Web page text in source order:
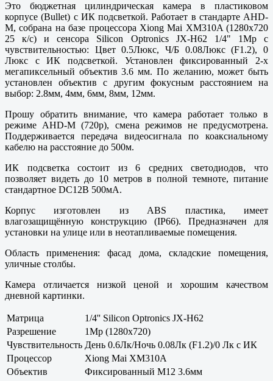
Это бюджетная цилиндрическая камера в пластиковом
корпусе (Bullet) с ИК подсветкой. Работает в стандарте AHD-
M, собрана на базе процессора Xiong Mai XM310A (1280х720
25 к/с) и сенсора Silicon Optronics JX-H62 1/4" 1Mp с
чувствительностью: Цвет 0.5Люкс, Ч/Б 0.08Люкс (F1.2), 0
Люкс с ИК подсветкой. Установлен фиксированный 2-х
мегапиксельный объектив 3.6 мм. По желанию, может быть
установлен объектив с другим фокусным расстоянием на
выбор: 2.8мм, 4мм, 6мм, 8мм, 12мм.
Прошу обратить внимание, что камера работает только в
режиме AHD-M (720p), смена режимов не предусмотрена.
Поддерживается передача видеосигнала по коаксиальному
кабелю на расстояние до 500м.
ИК подсветка состоит из 6 средних светодиодов, что
позволяет видеть до 10 метров в полной темноте, питание
стандартное DC12В 500мА.
Корпус изготовлен из ABS пластика, имеет
влагозащищённую конструкцию (IP66). Предназначен для
установки на улице или в неотапливаемые помещения.
Область применения: фасад дома, складские помещения,
уличные столбы.
Камера отличается низкой ценой и хорошим качеством
дневной картинки.
Матрица
1/4'' Silicon Optronics JX-H62
Разрешение
1Mp (1280x720)
Чувствительность День 0.6Лк/Ночь 0.08Лк (F1.2)/0 Лк с ИК
Процессор
Xiong Mai XM310A
Объектив
Фиксированный M12 3.6мм